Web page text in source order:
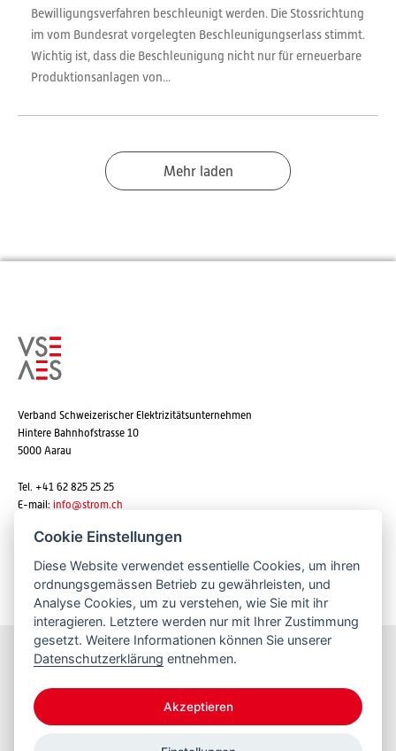
Bewilligungsverfahren beschleunigt werden. Die Stossrichtung
im vom Bundesrat vorgelegten Beschleunigungserlass stimmt.
Wichtig ist, dass die Beschleunigung nicht nur für erneuerbare
Produktionsanlagen von...
Mehr laden
Verband Schweizerischer Elektrizitätsunternehmen
Hintere Bahnhofstrasse 10
5000 Aarau
Tel. +41 62 825 25 25
E-mail: info@strom.ch
Newsletter abonnieren
Bleiben Sie informiert
Cookie Einstellungen
Diese Website verwendet essentielle Cookies, um ihren
ordnungsgemässen Betrieb zu gewährleisten, und
Analyse Cookies, um zu verstehen, wie Sie mit ihr
interagieren. Letztere werden nur mit Ihrer Zustimmung
gesetzt. Weitere Informationen können Sie unserer
Datenschutzerklärung entnehmen.
Akzeptieren